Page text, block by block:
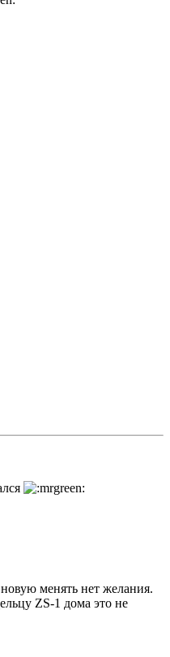
новую менять нет желания.
ZS-1 дома это не